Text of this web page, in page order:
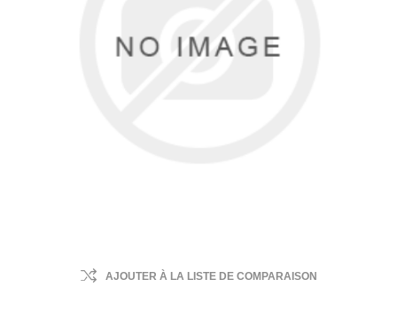
AJOUTER À LA LISTE DE COMPARAISON